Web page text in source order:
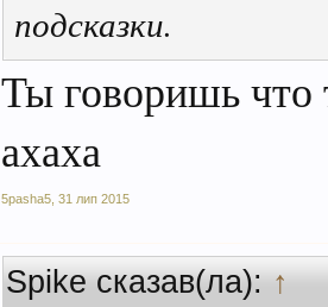
подсказки.
Ты говоришь
ахаха
5pasha5 ,31 лип 2015
Spike сказав(ла):↑